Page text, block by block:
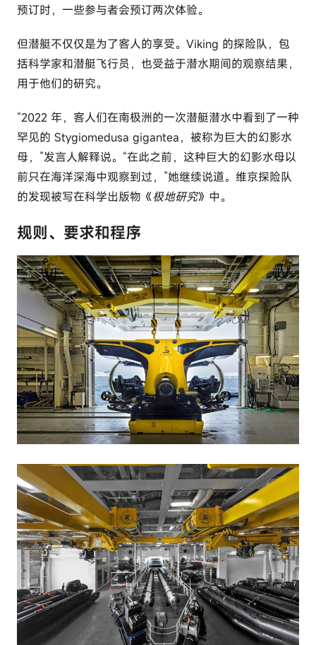
预订时，一些参与者会预订两次体验。
但潜艇不仅仅是为了客人的享受。Viking 的探险队，包
括科学家和潜艇飞行员，也受益于潜水期间的观察结果，
用于他们的研究。
“2022 年，客人们在南极洲的一次潜艇潜水中看到了一种
罕见的 Stygiomedusa gigantea，被称为巨大的幻影水
母，”发言人解释说。“在此之前，这种巨大的幻影水母以
前只在海洋深海中观察到过，”她继续说道。维京探险队
的发现被写在科学出版物《极地研究》中。
规则、要求和程序